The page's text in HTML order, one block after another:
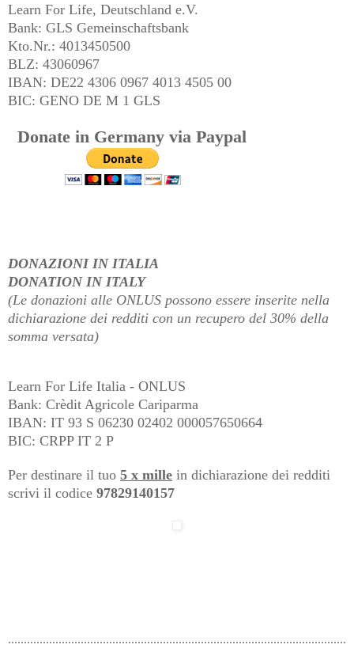
Learn For Life, Deutschland e.V.
Bank: GLS Gemeinschaftsbank
Kto.Nr.: 4013450500
BLZ: 43060967
IBAN: DE22 4306 0967 4013 4505 00
BIC: GENO DE M 1 GLS
Donate in Germany via Paypal
DONAZIONI IN ITALIA
DONATION IN ITALY
(Le donazioni alle ONLUS possono essere inserite nella
dichiarazione dei redditi con un recupero del 30% della
somma versata)
Learn For Life Italia - ONLUS
Bank: Crèdit Agricole Cariparma
IBAN: IT 93 S 06230 02402 000057650664
BIC: CRPP IT 2 P
Per destinare il tuo 5 x mille in dichiarazione dei redditi
scrivi il codice 97829140157
...........................................................................................................